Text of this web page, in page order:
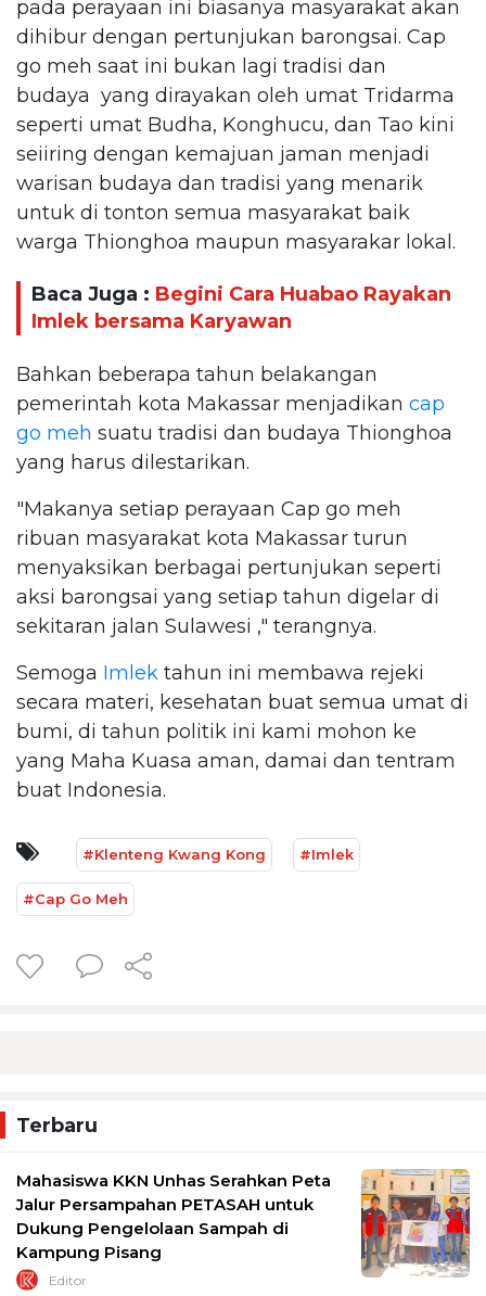
pada perayaan ini biasanya masyarakat akan
dihibur dengan pertunjukan barongsai. Cap
go meh saat ini bukan lagi tradisi dan
budaya yang dirayakan oleh umat Tridarma
seperti umat Budha, Konghucu, dan Tao kini
seiiring dengan kemajuan jaman menjadi
warisan budaya dan tradisi yang menarik
untuk di tonton semua masyarakat baik
warga Thionghoa maupun masyarakar lokal.
Baca Juga : Begini Cara Huabao Rayakan
Imlek bersama Karyawan
Bahkan beberapa tahun belakangan
pemerintah kota Makassar menjadikan cap
go meh suatu tradisi dan budaya Thionghoa
yang harus dilestarikan.
"Makanya setiap perayaan Cap go meh
ribuan masyarakat kota Makassar turun
menyaksikan berbagai pertunjukan seperti
aksi barongsai yang setiap tahun digelar di
sekitaran jalan Sulawesi ," terangnya.
Semoga Imlek tahun ini membawa rejeki
secara materi, kesehatan buat semua umat di
bumi, di tahun politik ini kami mohon ke
yang Maha Kuasa aman, damai dan tentram
buat Indonesia.
#Klenteng Kwang Kong #Imlek
#Cap Go Meh
Terbaru
Mahasiswa KKN Unhas Serahkan Peta
Jalur Persampahan PETASAH untuk
Dukung Pengelolaan Sampah di
Kampung Pisang
Editor